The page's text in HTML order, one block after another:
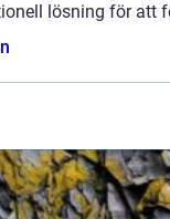
lösning för att